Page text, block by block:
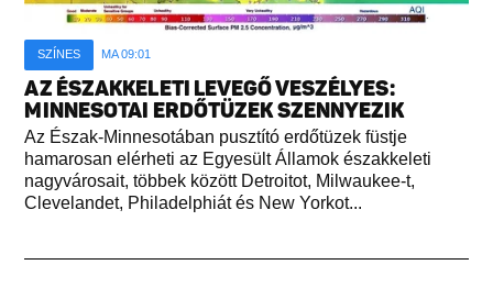
SZÍNES MA 09:01
AZ ÉSZAKKELETI LEVEGŐ VESZÉLYES:
MINNESOTAI ERDŐTÜZEK SZENNYEZIK
Az Észak-Minnesotában pusztító erdőtüzek füstje
hamarosan elérheti az Egyesült Államok északkeleti
nagyvárosait, többek között Detroitot, Milwaukee-t,
Clevelandet, Philadelphiát és New Yorkot...